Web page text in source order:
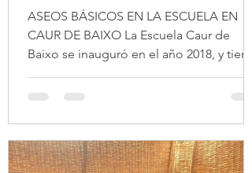
ASEOS BÁSICOS EN LA ESCUELA EN
CAUR DE BAIXO La Escuela Caur de
Baixo se inauguró en el año 2018, y tiene